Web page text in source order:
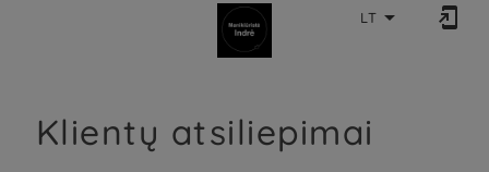
LT  
Klientų atsiliepimai